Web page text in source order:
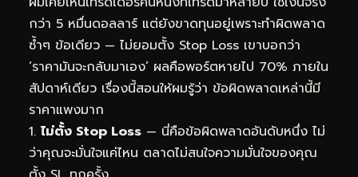
กว่า 5 หมื่นดอลลาร์ แต่ยังขาดทุนอยู่เพราะทำผิดพลาด
ซ้ำๆ ข้อเดียว — ไม่ยอมตั้ง Stop Loss เขาบอกว่า
‘ราคามันจะกลับมาเอง’ ผลคือพอร์ตหายไป 70% ภายใน
สัปดาห์เดียว เรื่องนี้สอนให้ผมรู้ว่า ข้อผิดพลาดเหล่านี้มี
ราคาแพงมาก
ไม่ตั้ง Stop Loss — นี่คือข้อผิดพลาดอันดับหนึ่ง ไม่
ว่าคุณจะมั่นใจแค่ไหน ตลาดไม่สนใจความมั่นใจของคุณ